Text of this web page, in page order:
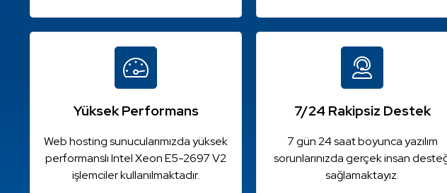
Yüksek Performans
Web hosting sunucularımızda yüksek
performanslı Intel Xeon E5-2697 V2
işlemciler kullanılmaktadır.
7/24 Rakipsiz Destek
7 gün 24 saat boyunca yazılım
sorunlarınızda gerçek insan
sağlamaktayız.